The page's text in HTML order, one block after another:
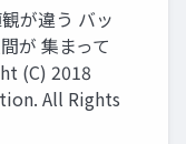
が違う バッ
が 集まって
(C) 2018
All Rights